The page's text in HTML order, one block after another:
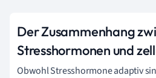
Der Zusammenhang
Stresshormonen und
Obwohl Stresshormone adaptiv